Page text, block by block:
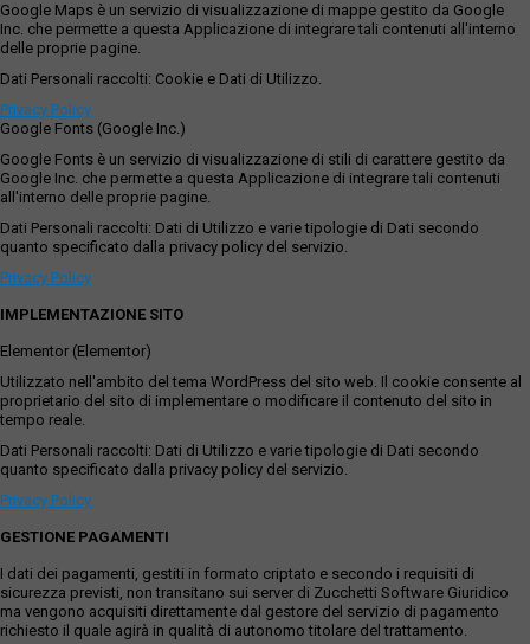
Google Maps è un servizio di visualizzazione di mappe gestito da Google
Inc. che permette a questa Applicazione di integrare tali contenuti all'interno
delle proprie pagine.
Dati Personali raccolti: Cookie e Dati di Utilizzo.
Privacy Policy
Google Fonts (Google Inc.)
Google Fonts è un servizio di visualizzazione di stili di carattere gestito da
Google Inc. che permette a questa Applicazione di integrare tali contenuti
all'interno delle proprie pagine.
Dati Personali raccolti: Dati di Utilizzo e varie tipologie di Dati secondo
quanto specificato dalla privacy policy del servizio.
Privacy Policy
IMPLEMENTAZIONE SITO
Elementor (Elementor)
Utilizzato nell'ambito del tema WordPress del sito web. Il cookie consente al
proprietario del sito di implementare o modificare il contenuto del sito in
tempo reale.
Dati Personali raccolti: Dati di Utilizzo e varie tipologie di Dati secondo
quanto specificato dalla privacy policy del servizio.
Privacy Policy
GESTIONE PAGAMENTI
I dati dei pagamenti, gestiti in formato criptato e secondo i requisiti di
sicurezza previsti, non transitano sui server di Zucchetti Software Giuridico
ma vengono acquisiti direttamente dal gestore del servizio di pagamento
richiesto il quale agirà in qualità di autonomo titolare del trattamento.